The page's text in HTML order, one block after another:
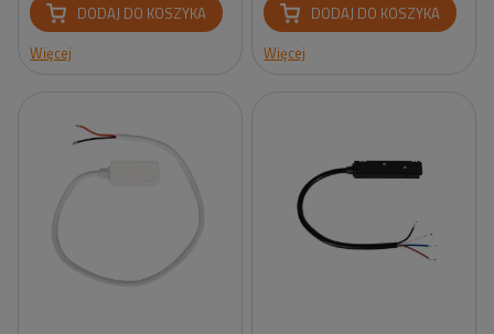
DODAJ DO KOSZYKA
Więcej
DODAJ DO KOSZYKA
Więcej